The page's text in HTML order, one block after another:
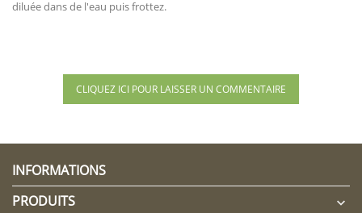
diluée dans de l'eau puis frottez.
CLIQUEZ ICI POUR LAISSER UN COMMENTAIRE
INFORMATIONS
PRODUITS
